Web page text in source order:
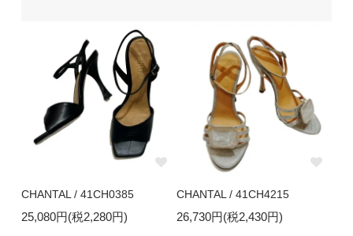
CHANTAL / 41CH0385
25,080円(税2,280円)
CHANTAL / 41CH4215
26,730円(税2,430円)